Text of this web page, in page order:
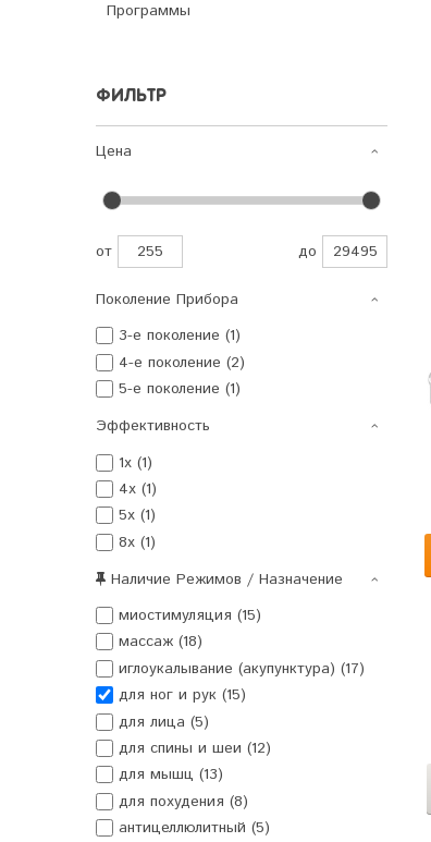
Программы
ФИЛЬТР
Цена
от до
Поколение Прибора
3-е поколение (1)
4-е поколение (2)
5-е поколение (1)
Эффективность
1x (1)
4x (1)
5x (1)
8x (1)
Наличие Режимов / Назначение
миостимуляция (15)
массаж (18)
иглоукалывание (акупунктура) (17)
для ног и рук (15)
для лица (5)
для спины и шеи (12)
для мышц (13)
для похудения (8)
антицеллюлитный (5)